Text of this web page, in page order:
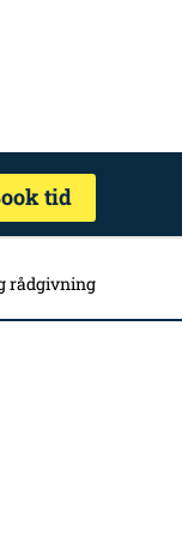
tid
rådgivning